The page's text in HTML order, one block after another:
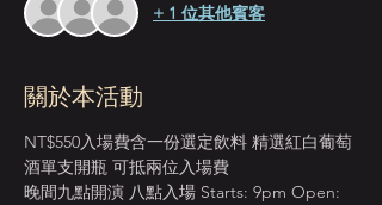
+ 1 位其他賓客
關於本活動
NT$550入場費含一份選定飲料 精選紅白葡萄
酒單支開瓶 可抵兩位入場費
晚間九點開演 八點入場 Starts: 9pm Open: